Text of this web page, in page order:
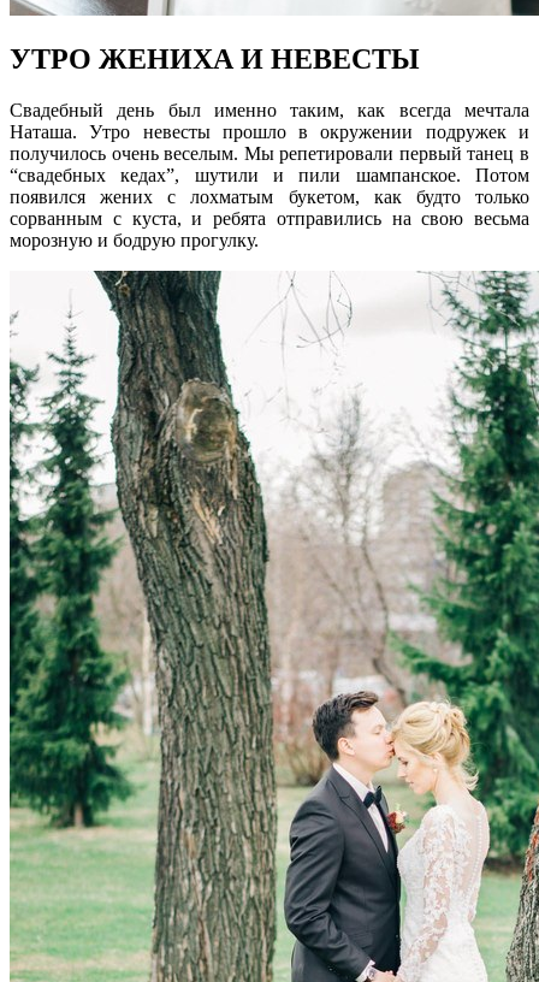
УТРО ЖЕНИХА И НЕВЕСТЫ
Свадебный день был именно таким, как всегда мечтала
Наташа. Утро невесты прошло в окружении подружек и
получилось очень веселым. Мы репетировали первый танец в
“свадебных кедах”, шутили и пили шампанское. Потом
появился жених с лохматым букетом, как будто только
сорванным с куста, и ребята отправились на свою весьма
морозную и бодрую прогулку.